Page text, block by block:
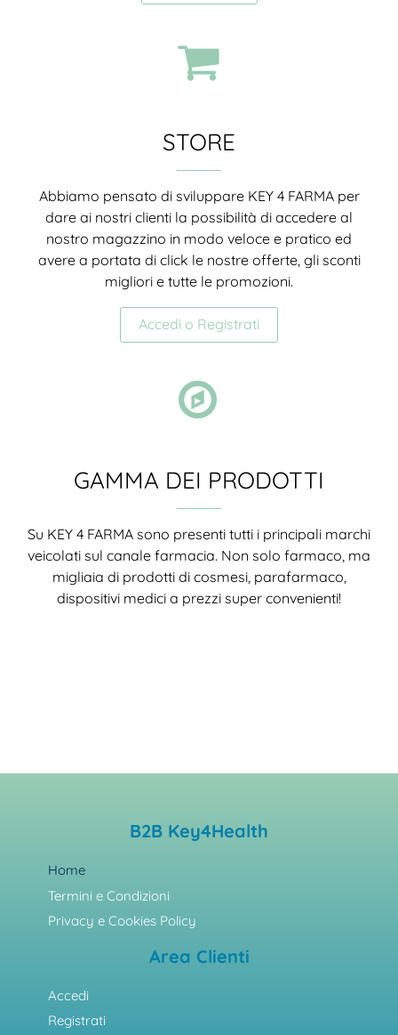
STORE
Abbiamo pensato di sviluppare KEY 4 FARMA per
dare ai nostri clienti la possibilità di accedere al
nostro magazzino in modo veloce e pratico ed
avere a portata di click le nostre offerte, gli sconti
migliori e tutte le promozioni.
Accedi o Registrati
GAMMA DEI PRODOTTI
Su KEY 4 FARMA sono presenti tutti i principali marchi
veicolati sul canale farmacia. Non solo farmaco, ma
migliaia di prodotti di cosmesi, parafarmaco,
dispositivi medici a prezzi super convenienti!
B2B Key4Health
Home
Termini e Condizioni
Privacy e Cookies Policy
Area Clienti
Accedi
Registrati